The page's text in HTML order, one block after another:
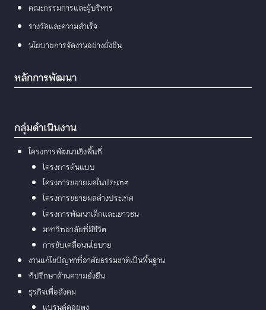
คณะกรรมการและผู้บริหาร
รางวัลและความสำเร็จ
นโยบายการจัดงานอย่างยั่งยืน
หลักการพัฒนา
กลุ่มดำเนินงาน
โครงการพัฒนาเชิงพื้นที่
โครงการต้นแบบ
โครงการขยายผลในประเทศ
โครงการขยายผลต่างประเทศ
โครงการพัฒนาเด็กและเยาวชน
มหาวิทยาลัยที่มีชีวิต
การขับเคลื่อนนโยบาย
งานแก้ไขปัญหาที่อาศัยธรรมชาติเป็นพื้นฐาน
ที่ปรึกษาด้านความยั่งยืน
ธุรกิจเพื่อสังคม